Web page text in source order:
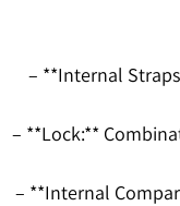
– **Internal
– **Lock:**
– **Internal